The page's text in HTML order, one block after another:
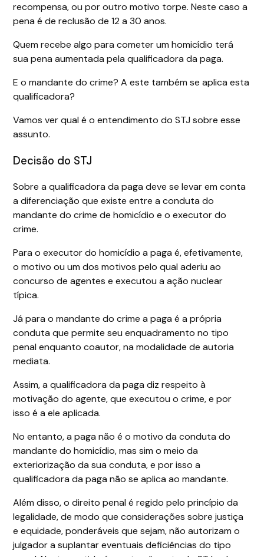
recompensa, ou por outro motivo torpe. Neste caso a
pena é de reclusão de 12 a 30 anos.
Quem recebe algo para cometer um homicídio terá
sua pena aumentada pela qualificadora da paga.
E o mandante do crime? A este também se aplica esta
qualificadora?
Vamos ver qual é o entendimento do STJ sobre esse
assunto.
Decisão do STJ
Sobre a qualificadora da paga deve se levar em conta
a diferenciação que existe entre a conduta do
mandante do crime de homicídio e o executor do
crime.
Para o executor do homicídio a paga é, efetivamente,
o motivo ou um dos motivos pelo qual aderiu ao
concurso de agentes e executou a ação nuclear
típica.
Já para o mandante do crime a paga é a própria
conduta que permite seu enquadramento no tipo
penal enquanto coautor, na modalidade de autoria
mediata.
Assim, a qualificadora da paga diz respeito à
motivação do agente, que executou o crime, e por
isso é a ele aplicada.
No entanto, a paga não é o motivo da conduta do
mandante do homicídio, mas sim o meio da
exteriorização da sua conduta, e por isso a
qualificadora da paga não se aplica ao mandante.
Além disso, o direito penal é regido pelo princípio da
legalidade, de modo que considerações sobre justiça
e equidade, ponderáveis que sejam, não autorizam o
julgador a suplantar eventuais deficiências do tipo